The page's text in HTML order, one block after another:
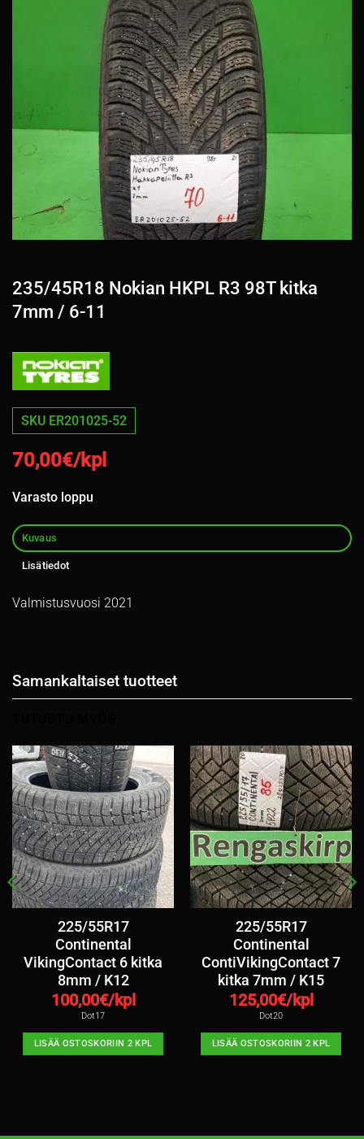
235/45R18 Nokian HKPL R3 98T kitka
7mm / 6-11
SKU ER201025-52
70,00€/kpl
Varasto loppu
Kuvaus
Lisätiedot
Valmistusvuosi 2021
Samankaltaiset tuotteet
225/55R17
Continental
VikingContact 6 kitka
8mm / K12
100,00€/kpl
Dot17
LISÄÄ OSTOSKORIIN 2 KPL
225/55R17
Continental
ContiVikingContact 7
kitka 7mm / K15
125,00€/kpl
Dot20
LISÄÄ OSTOSKORIIN 2 KPL